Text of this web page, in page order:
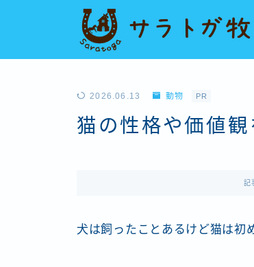
2026.06.13 動物 PR
猫の性格や価値観
記
犬は飼ったことあるけど猫は初